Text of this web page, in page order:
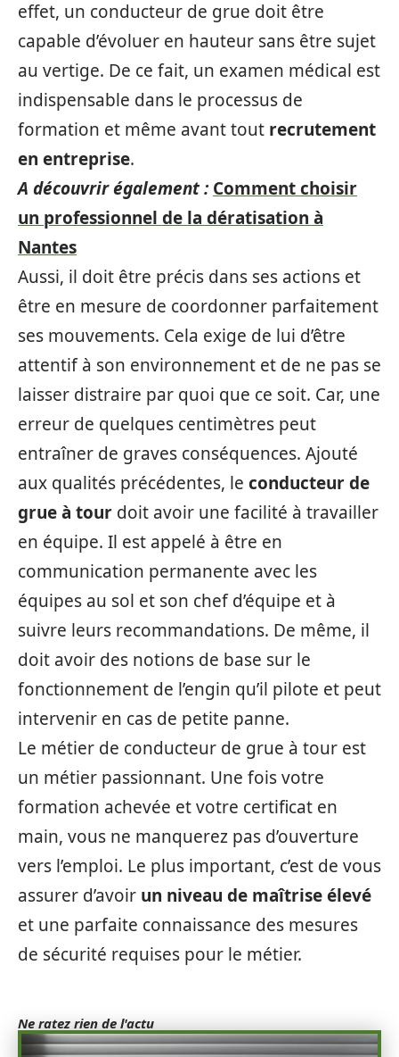
effet, un conducteur de grue doit être
capable d’évoluer en hauteur sans être sujet
au vertige. De ce fait, un examen médical est
indispensable dans le processus de
formation et même avant tout recrutement
en entreprise.
A découvrir également : Comment choisir
un professionnel de la dératisation à
Nantes
Aussi, il doit être précis dans ses actions et
être en mesure de coordonner parfaitement
ses mouvements. Cela exige de lui d’être
attentif à son environnement et de ne pas se
laisser distraire par quoi que ce soit. Car, une
erreur de quelques centimètres peut
entraîner de graves conséquences. Ajouté
aux qualités précédentes, le conducteur de
grue à tour doit avoir une facilité à travailler
en équipe. Il est appelé à être en
communication permanente avec les
équipes au sol et son chef d’équipe et à
suivre leurs recommandations. De même, il
doit avoir des notions de base sur le
fonctionnement de l’engin qu’il pilote et peut
intervenir en cas de petite panne.
Le métier de conducteur de grue à tour est
un métier passionnant. Une fois votre
formation achevée et votre certificat en
main, vous ne manquerez pas d’ouverture
vers l’emploi. Le plus important, c’est de vous
assurer d’avoir un niveau de maîtriseélevé
et une parfaite connaissance des mesures
de sécurité requises pour le métier.
Ne ratez rien de l'actu